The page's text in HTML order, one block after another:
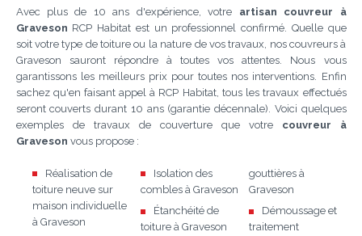
Avec plus de 10 ans d'expérience, votre artisan couvreur à
Graveson RCP Habitat est un professionnel confirmé. Quelle que
soit votre type de toiture ou la nature de vos travaux, nos couvreurs à
Graveson sauront répondre à toutes vos attentes. Nous vous
garantissons les meilleurs prix pour toutes nos interventions. Enfin
sachez qu'en faisant appel à RCP Habitat, tous les travaux effectués
seront couverts durant 10 ans (garantie décennale). Voici quelques
exemples de travaux de couverture que votre couvreur à
Graveson vous propose :
Réalisation de
toiture neuve sur
maison individuelle
à Graveson
Isolation des
combles à Graveson
Étanchéité de
toiture à Graveson
gouttières à
Graveson
Démoussage et
traitement